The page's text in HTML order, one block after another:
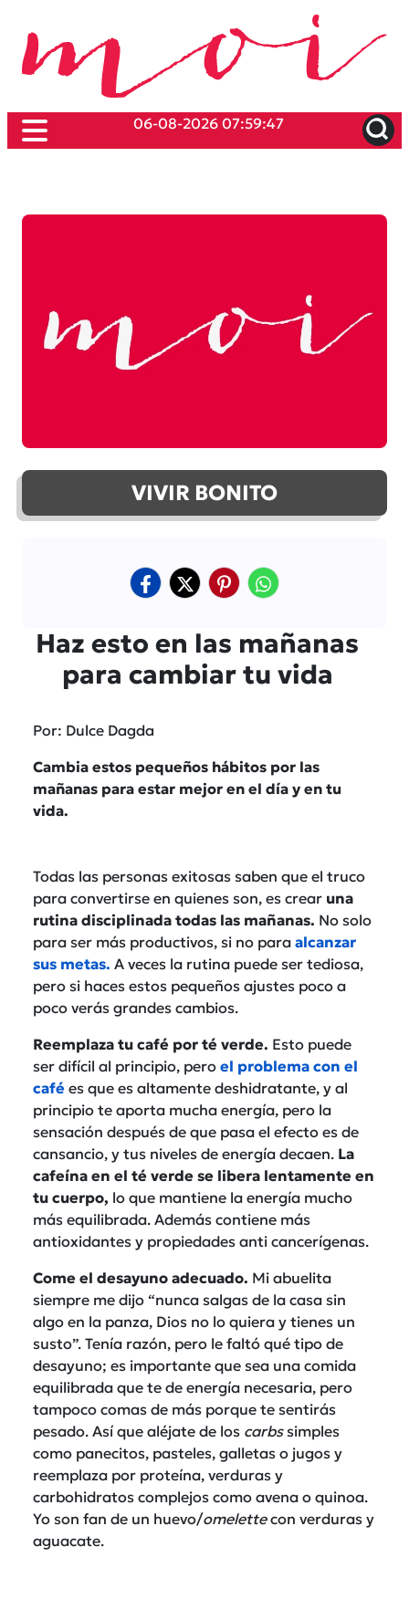
06-08-2026 07:59:47
VIVIR BONITO
Haz esto en las mañanas
para cambiar tu vida
Por: Dulce Dagda
Cambia estos pequeños hábitos por las
mañanas para estar mejor en el día y en tu
vida.
Todas las personas exitosas saben que el truco
para convertirse en quienes son, es crear una
rutina disciplinada todas las mañanas. No solo
para ser más productivos, si no para alcanzar
sus metas. A veces la rutina puede ser tediosa,
pero si haces estos pequeños ajustes poco a
poco verás grandes cambios.
Reemplaza tu café por té verde. Esto puede
ser difícil al principio, pero el problema con el
café es que es altamente deshidratante, y al
principio te aporta mucha energía, pero la
sensación después de que pasa el efecto es de
cansancio, y tus niveles de energía decaen. La
cafeína en el té verde se libera lentamente en
tu cuerpo, lo que mantiene la energía mucho
más equilibrada. Además contiene más
antioxidantes y propiedades anti cancerígenas.
Come el desayuno adecuado. Mi abuelita
siempre me dijo “nunca salgas de la casa sin
algo en la panza, Dios no lo quiera y tienes un
susto”. Tenía razón, pero le faltó qué tipo de
desayuno; es importante que sea una comida
equilibrada que te de energía necesaria, pero
tampoco comas de más porque te sentirás
pesado. Así que aléjate de los carbssimples
como panecitos, pasteles, galletas o jugos y
reemplaza por proteína, verduras y
carbohidratos complejos como avena o quinoa.
Yo son fan de un huevo/omelettecon verduras y
aguacate.